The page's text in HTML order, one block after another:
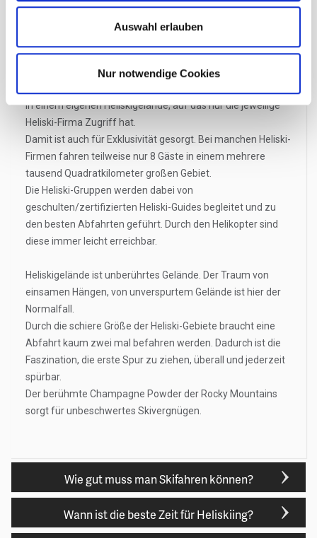
Auswahl erlauben
Nur notwendige Cookies
Wobei wir keine Variante des Skifahrens kenne, das mit
solch einer Faszination strahlt.
Wie funktioniert es?
Beim Heliskiing werden Sie mit einem Helikopter zum
in einem eigenen Heliskigelände, auf das nur die jeweilige
Heliski-Firma Zugriff hat.
Damit ist auch für Exklusivität gesorgt. Bei manchen Heliski-
Firmen fahren teilweise nur 8 Gäste in einem mehrere
tausend Quadratkilometer großen Gebiet.
Die Heliski-Gruppen werden dabei von
geschulten/zertifizierten Heliski-Guides begleitet und zu
den besten Abfahrten geführt. Durch den Helikopter sind
diese immer leicht erreichbar.
Heliskigelände ist unberührtes Gelände. Der Traum von
einsamen Hängen, von unverspurtem Gelände ist hier der
Normalfall.
Durch die schiere Größe der Heliski-Gebiete braucht eine
Abfahrt kaum zwei mal befahren werden. Dadurch ist die
Faszination, die erste Spur zu ziehen, überall und jederzeit
spürbar.
Der berühmte Champagne Powder der Rocky Mountains
sorgt für unbeschwertes Skivergnügen.
Wie gut muss man Skifahren können?
Wann ist die beste Zeit für Heliskiing?